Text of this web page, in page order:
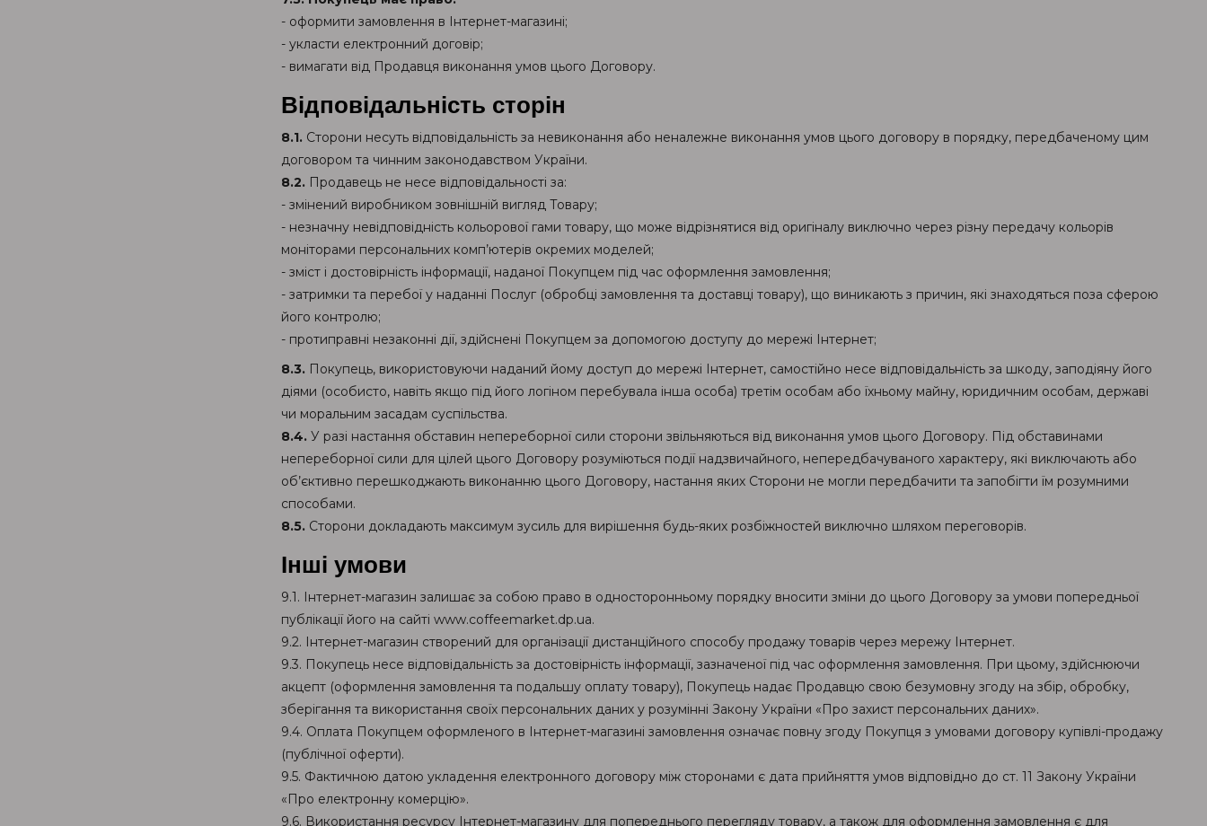
- оформити замовлення в Інтернет-магазині;
- укласти електронний договір;
- вимагати від Продавця виконання умов цього Договору.
Відповідальність сторін
8.1. Сторони несуть відповідальність за невиконання або неналежне виконання умов цього договору в порядку, передбаченому цим
договором та чинним законодавством України.
8.2. Продавець не несе відповідальності за:
- змінений виробником зовнішній вигляд Товару;
- незначну невідповідність кольорової гами товару, що може відрізнятися від оригіналу виключно через різну передачу кольорів
моніторами персональних комп’ютерів окремих моделей;
- зміст і достовірність інформації, наданої Покупцем під час оформлення замовлення;
- затримки та перебої у наданні Послуг (обробці замовлення та доставці товару), що виникають з причин, які знаходяться поза сферою
його контролю;
- протиправні незаконні дії, здійснені Покупцем за допомогою доступу до мережі Інтернет;
8.3. Покупець, використовуючи наданий йому доступ до мережі Інтернет, самостійно несе відповідальність за шкоду, заподіяну його
діями (особисто, навіть якщо під його логіном перебувала інша особа) третім особам або їхньому майну, юридичним особам, державі
чи моральним засадам суспільства.
8.4. У разі настання обставин непереборної сили сторони звільняються від виконання умов цього Договору. Під обставинами
непереборної сили для цілей цього Договору розуміються події надзвичайного, непередбачуваного характеру, які виключають або
об’єктивно перешкоджають виконанню цього Договору, настання яких Сторони не могли передбачити та запобігти їм розумними
способами.
8.5. Сторони докладають максимум зусиль для вирішення будь-яких розбіжностей виключно шляхом переговорів.
Інші умови
9.1. Інтернет-магазин залишає за собою право в односторонньому порядку вносити зміни до цього Договору за умови попередньої
публікації його на сайті www.coffeemarket.dp.ua.
9.2. Інтернет-магазин створений для організації дистанційного способу продажу товарів через мережу Інтернет.
9.3. Покупець несе відповідальність за достовірність інформації, зазначеної під час оформлення замовлення. При цьому, здійснюючи
акцепт (оформлення замовлення та подальшу оплату товару), Покупець надає Продавцю свою безумовну згоду на збір, обробку,
зберігання та використання своїх персональних даних у розумінні Закону України «Про захист персональних даних».
9.4. Оплата Покупцем оформленого в Інтернет-магазині замовлення означає повну згоду Покупця з умовами договору купівлі-продажу
(публічної оферти).
9.5. Фактичною датою укладення електронного договору між сторонами є дата прийняття умов відповідно до ст. 11 Закону України
«Про електронну комерцію».
9.6. Використання ресурсу Інтернет-магазину для попереднього перегляду товару, а також для оформлення замовлення є для